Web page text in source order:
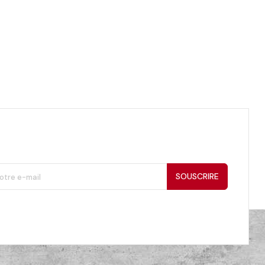
SOUSCRIRE